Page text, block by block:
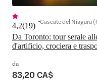
Da Toronto: tour serale
d'artificio, crociera e
4,2(19) Cascate del Niagara
da
83,20 CA$